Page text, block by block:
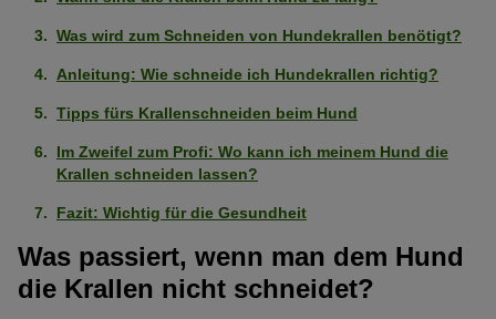
Was wird zum Schneiden von Hundekrallen benötigt?
Anleitung: Wie schneide ich Hundekrallen richtig?
Tipps fürs Krallenschneiden beim Hund
Im Zweifel zum Profi: Wo kann ich meinem Hund die
Krallen schneiden lassen?
Fazit: Wichtig für die Gesundheit
Was passiert, wenn man dem Hund
die Krallen nicht schneidet?